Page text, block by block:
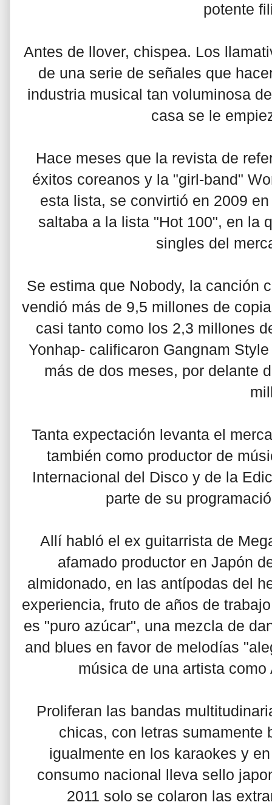
potente
Antes de llover, chispea. Los
de una serie de señales que
industria musical tan voluminosa
casa se le
Hace meses que la revista de
éxitos coreanos y la "girl-band"
esta lista, se convirtió en 2009
saltaba a la lista "Hot 100", en la
singles del
Se estima que Nobody, la canción
vendió más de 9,5 millones de
casi tanto como los 2,3 millones
Yonhap- calificaron Gangnam
más de dos meses, por delante
Tanta expectación levanta el
también como productor de
Internacional del Disco y de la
parte de su
Allí habló el ex guitarrista de
afamado productor en Japón
almidonado, en las antípodas del
experiencia, fruto de años de
es "puro azúcar", una mezcla de
and blues en favor de melodías
música de una artista
Proliferan las bandas
chicas, con letras sumamente
igualmente en los karaokes y
consumo nacional lleva sello
2011 solo se colaron las